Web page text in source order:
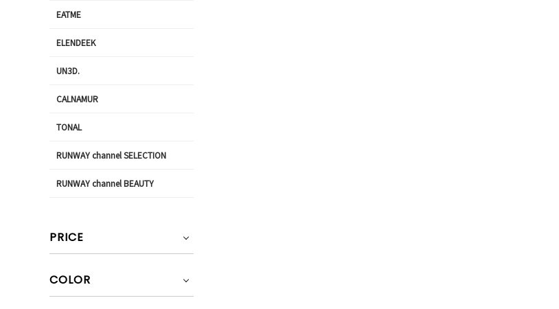
EATME
ELENDEEK
UN3D.
CALNAMUR
TONAL
RUNWAY channel SELECTION
RUNWAY channel BEAUTY
PRICE
COLOR